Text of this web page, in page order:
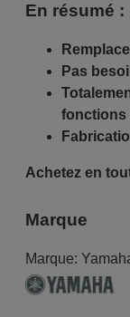
En résumé :
Pas
fonctions
Achetez en
Marque
Marque: